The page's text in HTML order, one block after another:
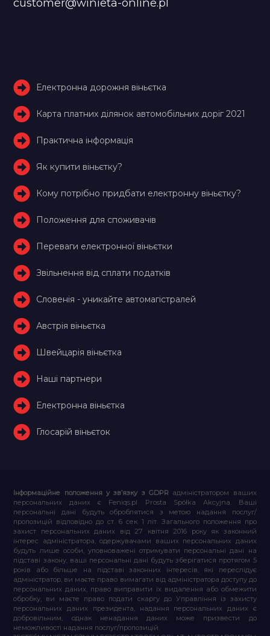
Електронна дорожня віньєтка
Карта платних ділянок автомобільних доріг 2021
Практична інформація
Як купити віньєтку?
Кому потрібно придбати електронну віньєтку?
Положення для споживачів
Переваги електронної віньєтки
Звільнення від сплати податків
Словенія - уникайте автомагістралей
Австрія віньєтка
Швейцарія віньєтка
Наші партнери
Електронна віньєтка
Глосарій віньєток
Інформаційне положення у зв’язку з GDPR адміністратором ваших
персональних даних є Feniqs.pl Prosta Spółka Akcyjna. Ваші
персональні дані будуть оброблятися з метою надання послуг/
пропозицій відповідно до ст. 6 сек. 1 літ. Загального положення про
захист персональних даних від 27 квітня 2016 року як законний
інтерес адміністратора, одержувачами ваших персональних даних
будуть лише особи, уповноважені отримувати персональні дані на
підставі закону, ваші персональні дані будуть зберігатися протягом 5
років або більше на підставі законних інтересів, які переслідує
адміністратор, ви маєте право вимагати від адміністратора доступу до
персональних даних, право виправити їх видалення або обмежити
обробку, ви маєте право подати скаргу до Управління із захисту
персональних даних президента, надання персональних даних є
добровільним, однак ненадання даних може призвести до
неможливості надання послуг/пропозицій.